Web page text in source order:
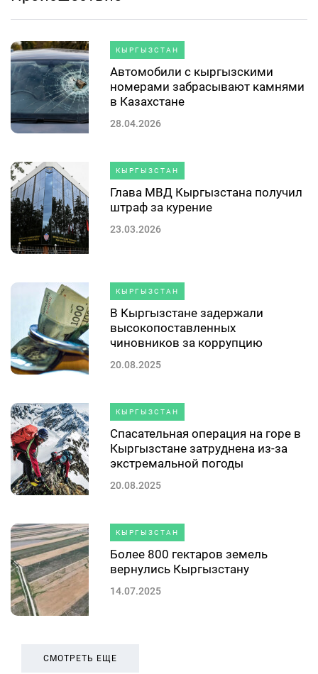
КЫРГЫЗСТАН
Автомобили с кыргызскими
номерами забрасывают камнями
в Казахстане
28.04.2026
КЫРГЫЗСТАН
Глава МВД Кыргызстана получил
штраф за курение
23.03.2026
КЫРГЫЗСТАН
В Кыргызстане задержали
высокопоставленных
чиновников за коррупцию
20.08.2025
КЫРГЫЗСТАН
Спасательная операция на горе в
Кыргызстане затруднена из-за
экстремальной погоды
20.08.2025
КЫРГЫЗСТАН
Более 800 гектаров земель
вернулись Кыргызстану
14.07.2025
СМОТРЕТЬ ЕЩЕ